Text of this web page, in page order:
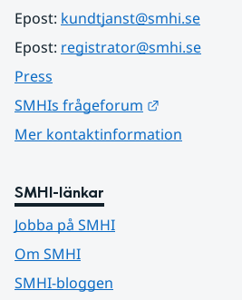
Epost: kundtjanst@smhi.se
Epost: registrator@smhi.se
Press
SMHIs frågeforum
Mer kontaktinformation
SMHI-länkar
Jobba på SMHI
Om SMHI
SMHI-bloggen